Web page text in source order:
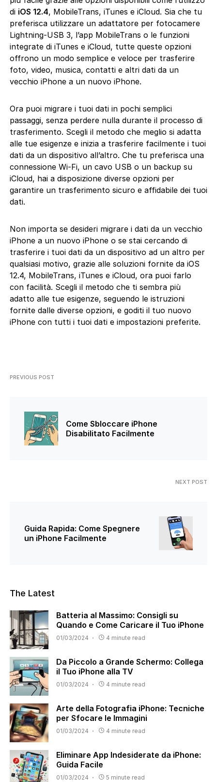
di iOS 12.4, MobileTrans, iTunes e iCloud. Sia che tu
preferisca utilizzare un adattatore per fotocamere
Lightning-USB 3, l’app MobileTrans o le funzioni
integrate di iTunes e iCloud, tutte queste opzioni
offrono un modo semplice e veloce per trasferire
foto, video, musica, contatti e altri dati da un
vecchio iPhone a un nuovo iPhone.
Ora puoi migrare i tuoi dati in pochi semplici
passaggi, senza perdere nulla durante il processo di
trasferimento. Scegli il metodo che meglio si adatta
alle tue esigenze e inizia a trasferire facilmente i tuoi
dati da un dispositivo all’altro. Che tu preferisca una
connessione Wi-Fi, un cavo USB o un backup su
iCloud, hai a disposizione diverse opzioni per
garantire un trasferimento sicuro e affidabile dei tuoi
dati.
Non importa se desideri migrare i dati da un vecchio
iPhone a un nuovo iPhone o se stai cercando di
trasferire i tuoi dati da un dispositivo ad un altro per
qualsiasi motivo, grazie alle soluzioni fornite da iOS
12.4, MobileTrans, iTunes e iCloud, ora puoi farlo
con facilità. Scegli il metodo che ti sembra più
adatto alle tue esigenze, seguendo le istruzioni
fornite dalle diverse opzioni, e goditi il tuo nuovo
iPhone con tutti i tuoi dati e impostazioni preferite.
PREVIOUS POST
Come Sbloccare iPhone
Disabilitato Facilmente
NEXT POST
Guida Rapida: Come Spegnere
un iPhone Facilmente
The Latest
Batteria al Massimo: Consigli su
Quando e Come Caricare il Tuo iPhone
01/03/2024 4 minute read
Da Piccolo a Grande Schermo: Collega
il Tuo iPhone alla TV
01/03/2024 4 minute read
Arte della Fotografia iPhone: Tecniche
per Sfocare le Immagini
01/03/2024 4 minute read
Eliminare App Indesiderate da iPhone:
Guida Facile
01/03/2024 5 minute read